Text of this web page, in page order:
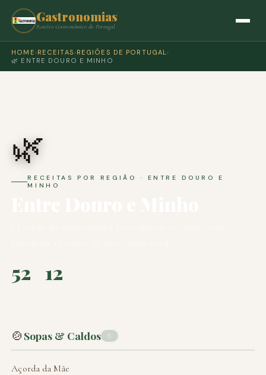
Gastronomias
Roteiro Gastronómico de Portugal
HOME › RECEITAS › REGIÕES DE PORTUGAL›
🌿 ENTRE DOURO E MINHO
🌿
RECEITAS POR REGIÃO · ENTRE DOURO E
MINHO
52 12
🍲 Sopas & Caldos
Açorda da Mãe